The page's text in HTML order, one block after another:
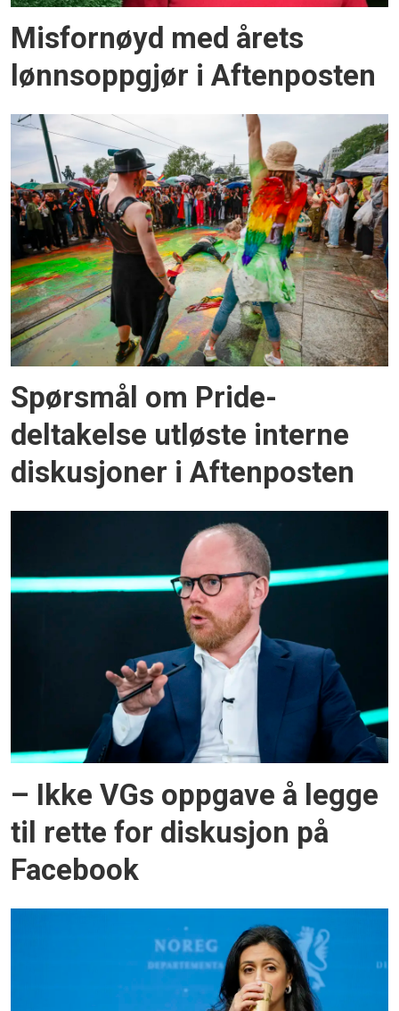
Misfornøyd med årets
lønnsoppgjør i Aftenposten
Spørsmål om Pride-
deltakelse utløste interne
diskusjoner i Aftenposten
– Ikke VGs oppgave å legge
til rette for diskusjon på
Facebook